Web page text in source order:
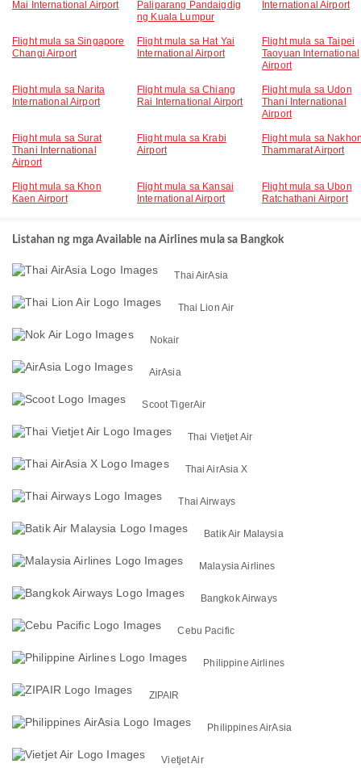
Mai International Airport
Paliparang Pandaigdig
ng Kuala Lumpur
International Airport
Flight mula sa Singapore
Changi Airport
Flight mula sa Hat Yai
International Airport
Flight mula sa Taipei
Taoyuan International
Airport
Flight mula sa Narita
International Airport
Flight mula sa Chiang
Rai International Airport
Flight mula sa Udon
Thani International
Airport
Flight mula sa Surat
Thani International
Airport
Flight mula sa Krabi
Airport
Flight mula sa
Thammarat Airport
Flight mula sa Khon
Kaen Airport
Flight mula sa Kansai
International Airport
Flight mula sa Ubon
Ratchathani Airport
Listahan ng mga Available na Airlines mula sa Bangkok
Thai AirAsia
Thai Lion Air
Nokair
AirAsia
Scoot TigerAir
Thai Vietjet Air
Thai AirAsia X
Thai Airways
Batik Air Malaysia
Malaysia Airlines
Bangkok Airways
Cebu Pacific
Philippine Airlines
ZIPAIR
Philippines AirAsia
Vietjet Air